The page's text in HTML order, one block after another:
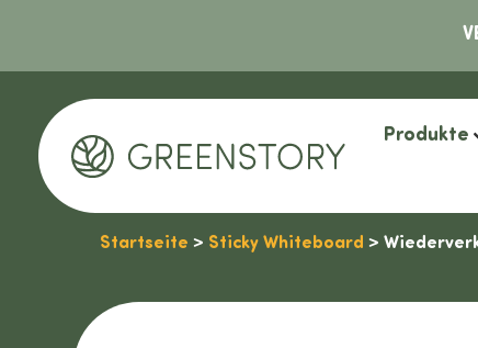
Produkte
Startseite > Sticky Whiteboard >